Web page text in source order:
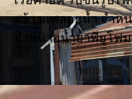
สร้างแพลอยน้ำ จำห
จำหน่ายน้ำยาพียูโฟม